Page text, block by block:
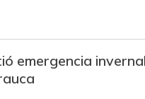
emergencia invernal